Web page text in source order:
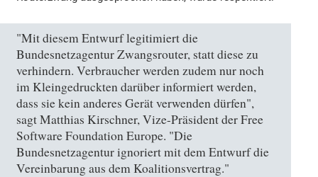
"Mit diesem Entwurf legitimiert die
Bundesnetzagentur Zwangsrouter, statt diese zu
verhindern. Verbraucher werden zudem nur noch
im Kleingedruckten darüber informiert werden,
dass sie kein anderes Gerät verwenden dürfen",
sagt Matthias Kirschner, Vize-Präsident der Free
Software Foundation Europe. "Die
Bundesnetzagentur ignoriert mit dem Entwurf die
Vereinbarung aus dem Koalitionsvertrag."